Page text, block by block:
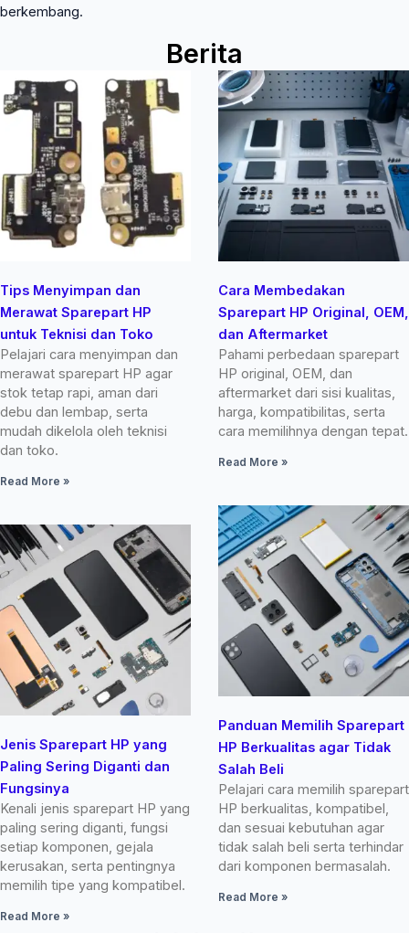
berkembang.
Berita
Tips Menyimpan dan
Merawat Sparepart HP
untuk Teknisi dan Toko
Pelajari cara menyimpan dan
merawat sparepart HP agar
stok tetap rapi, aman dari
debu dan lembap, serta
mudah dikelola oleh teknisi
dan toko.
Read More »
Cara Membedakan
Sparepart HP Original, OEM,
dan Aftermarket
Pahami perbedaan sparepart
HP original, OEM, dan
aftermarket dari sisi kualitas,
harga, kompatibilitas, serta
cara memilihnya dengan tepat.
Read More »
Jenis Sparepart HP yang
Paling Sering Diganti dan
Fungsinya
Kenali jenis sparepart HP yang
paling sering diganti, fungsi
setiap komponen, gejala
kerusakan, serta pentingnya
memilih tipe yang kompatibel.
Read More »
Panduan Memilih Sparepart
HP Berkualitas agar Tidak
Salah Beli
Pelajari cara memilih sparepart
HP berkualitas, kompatibel,
dan sesuai kebutuhan agar
tidak salah beli serta terhindar
dari komponen bermasalah.
Read More »
Page Page Page